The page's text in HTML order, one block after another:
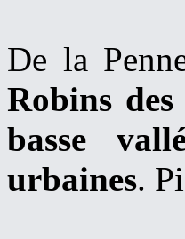
De la
Robins
basse
urbaines.